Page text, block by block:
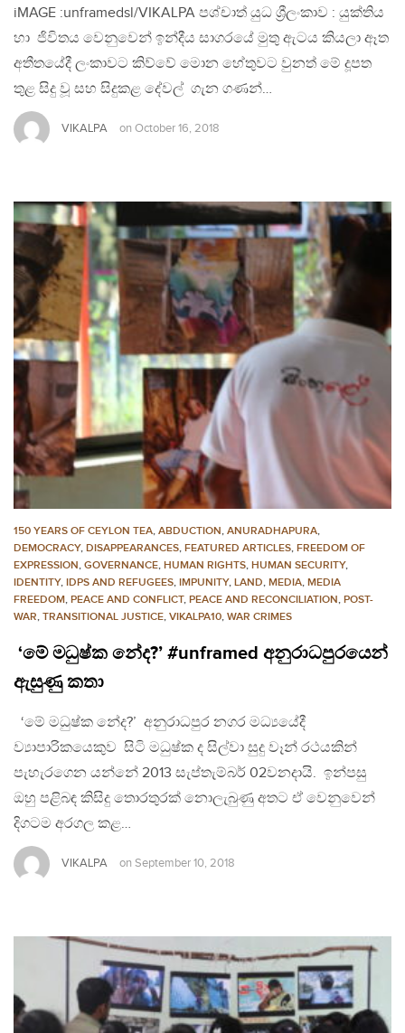
iMAGE :unframedsl/VIKALPA පශ්චාත් යුධ ශ්‍රීලංකාව : යුක්තිය
හා ජිවිතය වෙනුවෙන් ඉන්දීය සාගරයේ මුතු ඇටය කියලා ඈත
අතීතයේදී ලංකාවට කිව්වේ මොන හේතුවට වුනත් මේ දූපත
තුළ සිදු වූ සහ සිදුකළ දේවල් ගැන ගණන්…
VIKALPA on October 16, 2018
150 YEARS OF CEYLON TEA, ABDUCTION, ANURADHAPURA,
DEMOCRACY, DISAPPEARANCES, FEATURED ARTICLES, FREEDOM OF
EXPRESSION, GOVERNANCE, HUMAN RIGHTS, HUMAN SECURITY,
IDENTITY, IDPS AND REFUGEES, IMPUNITY, LAND, MEDIA, MEDIA
FREEDOM, PEACE AND CONFLICT, PEACE AND RECONCILIATION, POST-
WAR, TRANSITIONAL JUSTICE, VIKALPA10, WAR CRIMES
‘මේ මධුෂ්ක නේද?’ #unframed අනුරාධපුරයෙන්
ඇසුණු කතා
‘මේ මධුෂ්ක නේද?’ අනුරාධපුර නගර මධ්‍යයේදී
ව්‍යාපාරිකයෙකුව සිටි මධුෂ්ක ද සිල්වා සුදු වෑන් රථයකින්
පැහැරගෙන යන්නේ 2013 සැප්තැම්බර් 02වනදායි. ඉන්පසු
ඔහු පළිබඳ කිසිදු තොරතුරක් නොලැබුණු අතට ඒ වෙනුවෙන්
දිගටම අරගල කළ…
VIKALPA on September 10, 2018